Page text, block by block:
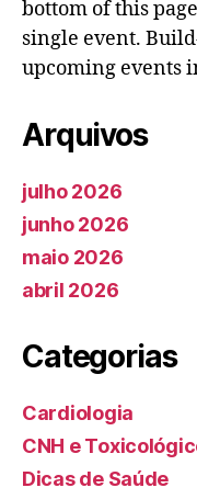
bottom of this
single event.
upcoming events
Arquivos
julho 2026
junho 2026
maio 2026
abril 2026
Categorias
Cardiologia
CNH e
Dicas de Saúde